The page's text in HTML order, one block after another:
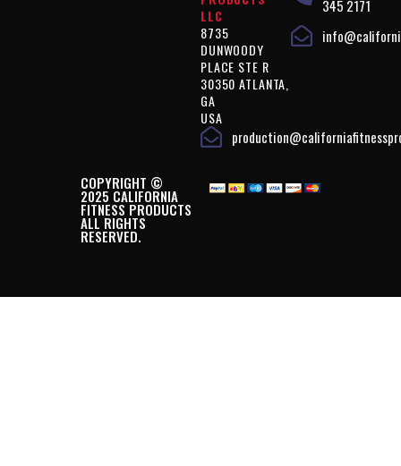
LLC
8735
DUNWOODY
PLACE STE R
30350 ATLANTA,
GA
USA
345 2171
COPYRIGHT ©
2025 CALIFORNIA
FITNESS PRODUCTS
ALL RIGHTS
RESERVED.